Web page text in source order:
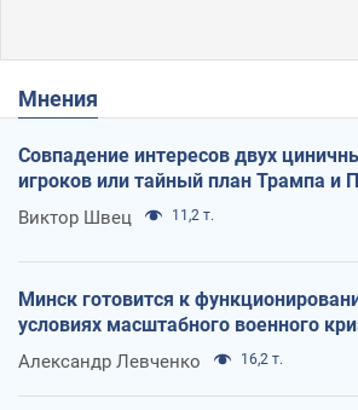
Мнения
Совпадение интересов двух
игроков или тайный план Трампа и
Виктор Швец 11,2 т.
Минск готовится к
условиях масштабного военного
Александр Левченко 16,2 т.